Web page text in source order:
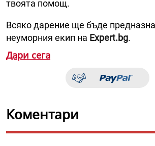
твоята помощ.
Всяко дарение ще бъде
неуморния екип на Expert.bg.
Дари сега
Коментари